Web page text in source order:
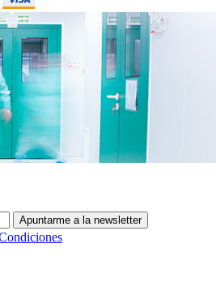
Apuntarme a la newsletter